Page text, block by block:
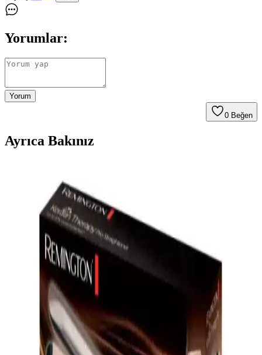
Yorumlar:
Yorum
0 Beğen
Ayrıca Bakınız
2025'te Saç Bakımında Devrim: Vestel İyonik Tarak
Saç sağlığınızı koruyan Vestel İyonik Tarak, kolay kullanım ve
kişiselleştirilebilir ayarlarla 2025'in favorisi. Hemen keşfedin!
Braun Düzleştiricilerle Sağlıklı ve Parlak Saçlar İçin
En İyi Seçenekler
Braun düzleştiriciler, teknolojik özellikleri ve kullanım kolaylığıyla
saç sağlığını koruyarak parlak ve pürüzsüz saçlar sağlar. Uzun
ömürlü ve güvenli kullanım sunar.
Elektronik Saç Aletleri ve Güzellik Teknolojileri:
Modern Saç Bakımında Yenilikler